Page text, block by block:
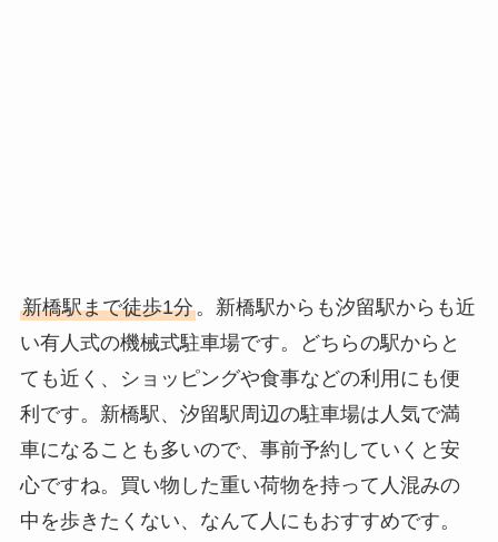
新橋駅まで徒歩1分。新橋駅からも汐留駅からも近
い有人式の機械式駐車場です。どちらの駅からと
ても近く、ショッピングや食事などの利用にも便
利です。新橋駅、汐留駅周辺の駐車場は人気で満
車になることも多いので、事前予約していくと安
心ですね。買い物した重い荷物を持って人混みの
中を歩きたくない、なんて人にもおすすめです。